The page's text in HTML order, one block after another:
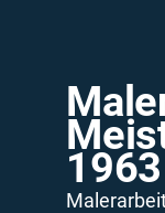
1963